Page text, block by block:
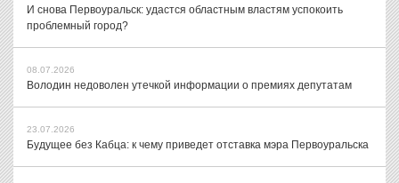
И снова Первоуральск: удастся областным властям успокоить
проблемный город?
08.07.2026
Володин недоволен утечкой информации о премиях депутатам
23.07.2026
Будущее без Кабца: к чему приведет отставка мэра Первоуральска